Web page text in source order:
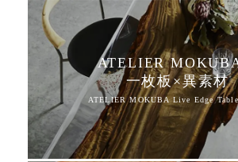
ATELIER
一枚板×異素材